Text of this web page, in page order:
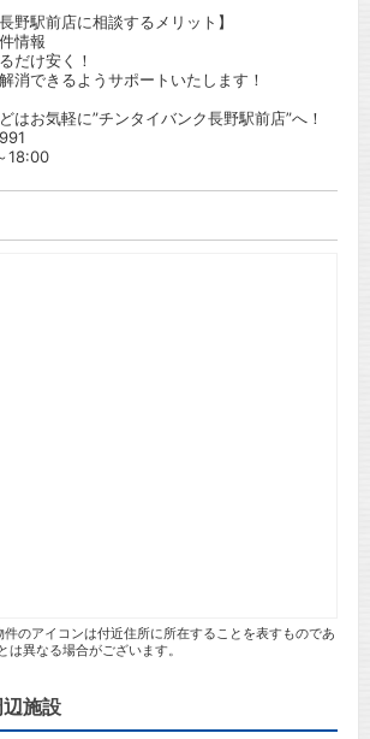
野駅前店に相談するメリット】
情報
だけ安く！
消できるようサポートいたします！
はお気軽に”チンタイバンク長野駅前店”へ！
18:00
のアイコンは付近住所に所在することを表すものであ
は異なる場合がございます。
施設